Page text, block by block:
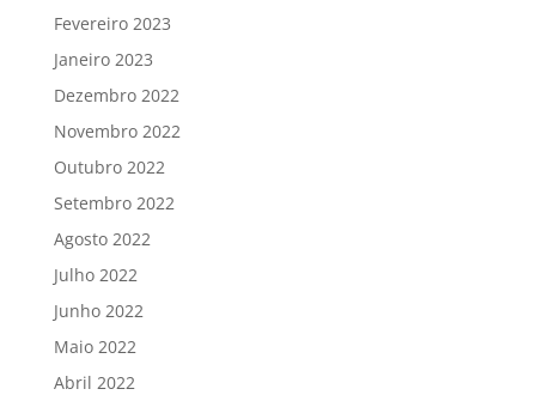
Fevereiro 2023
Janeiro 2023
Dezembro 2022
Novembro 2022
Outubro 2022
Setembro 2022
Agosto 2022
Julho 2022
Junho 2022
Maio 2022
Abril 2022